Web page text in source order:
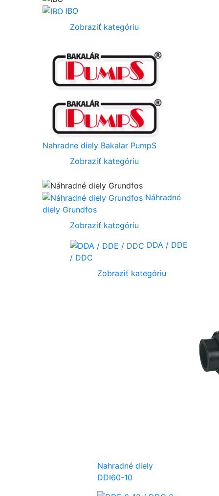
IBO
Zobraziť kategóriu
Nahradne diely Bakalar PumpS
Zobraziť kategóriu
Náhradné
diely Grundfos
Zobraziť kategóriu
DDA / DDE
/ DDC
Zobraziť kategóriu
Nahradné diely
DDI60-10